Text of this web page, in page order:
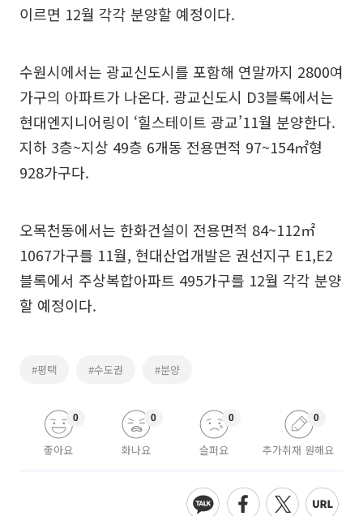
이르면 12월 각각 분양할 예정이다.
수원시에서는 광교신도시를 포함해 연말까지 2800여
가구의 아파트가 나온다. 광교신도시 D3블록에서는
현대엔지니어링이 ‘힐스테이트 광교’11월 분양한다.
지하 3층~지상 49층 6개동 전용면적 97~154㎡형
928가구다.
오목천동에서는 한화건설이 전용면적 84~112㎡
1067가구를 11월, 현대산업개발은 권선지구 E1,E2
블록에서 주상복합아파트 495가구를 12월 각각 분양
할 예정이다.
#평택 #수도권 #분양
좋아요
0
화나요
0
슬퍼요
0
추가취재 원해요
0